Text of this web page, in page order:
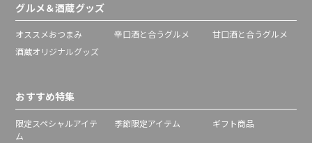
グルメ＆酒蔵グッズ
オススメおつまみ 辛口酒と合うグルメ
甘口酒と合うグルメ
酒蔵オリジナルグッズ
おすすめ特集
限定スペシャルアイテ
ム
季節限定アイテム ギフト商品